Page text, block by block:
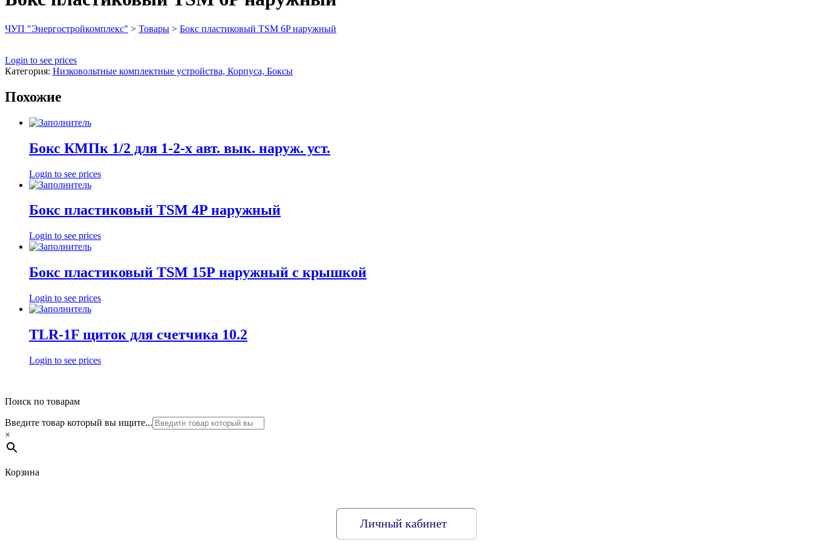
ЧУП "Энергостройкомплекс" > Товары > Бокс пластиковый TSM 6P наружный
Login to see prices
Категория: Низковольтные комплектные устройства, Корпуса, Боксы
Похожие
Бокс КМПк 1/2 для 1-2-х авт. вык. наруж. уст.
Login to see prices
Бокс пластиковый TSM 4P наружный
Login to see prices
Бокс пластиковый TSM 15Р наружный с крышкой
Login to see prices
TLR-1F щиток для счетчика 10.2
Login to see prices
Поиск по товарам
Введите товар который вы ищите...
×
Корзина
Личный кабинет